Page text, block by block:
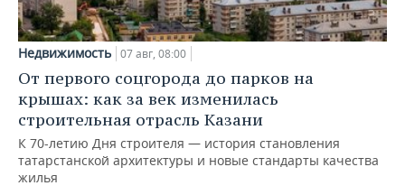
Недвижимость 07 авг, 08:00
От первого соцгорода до парков на
крышах: как за век изменилась
строительная отрасль Казани
К 70-летию Дня строителя — история становления
татарстанской архитектуры и новые стандарты качества
жилья